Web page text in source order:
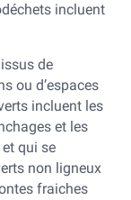
incluent
de
ou d’espaces
incluent les
et les
qui se
non ligneux
fraiches